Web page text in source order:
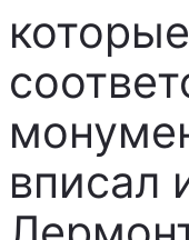
вписал